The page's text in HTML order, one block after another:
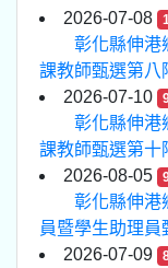
2026-07-08
彰化縣伸港
課教師甄選第八
2026-07-10
彰化縣伸港
課教師甄選第十
2026-08-05
彰化縣伸港
員暨學生助理員
2026-07-09